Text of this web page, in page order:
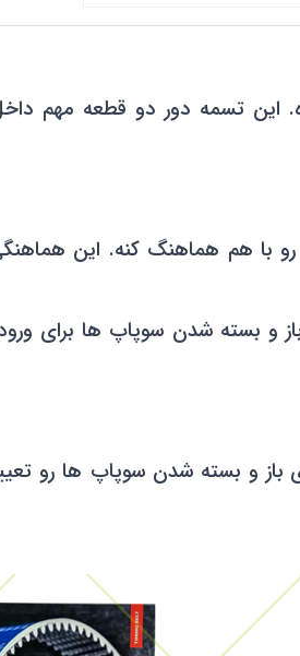
تسمه دور دو قطعه مهم
میل سوپاپ رو با هم هماهنگ کنه. این
باز و بسته شدن سوپاپ ها